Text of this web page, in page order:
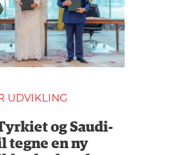
UDVIKLING
og Saudi-
tegne en ny